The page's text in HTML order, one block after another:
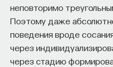
неповторимо
Поэтому даже
поведения вроде
через
через стадию